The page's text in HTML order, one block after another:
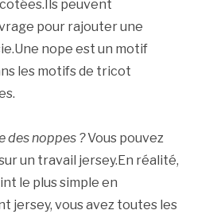
peuvent
pour rajouter une
nope est un motif
les motifs de tricot
des noppes ?Vous pouvez
un travail jersey.En réalité,
le plus simple en
jersey, vous avez toutes les